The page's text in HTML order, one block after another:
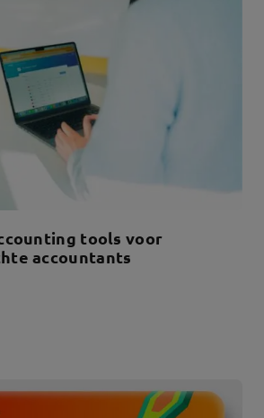
tools voor
accountants